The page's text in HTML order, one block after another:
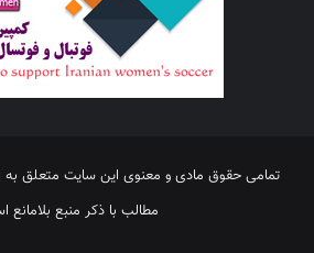
تمامی حقوق مادی و معنوی این سایت متعلق به
مطالب با ذکر منبع بلامانع